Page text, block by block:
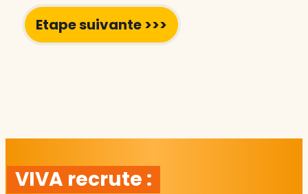
VIVA recrute :